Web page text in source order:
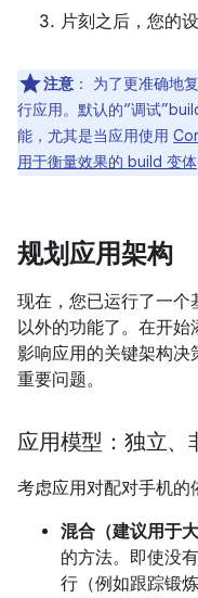
片刻之后，您的
注意 ：
为了更准确地
行应用。默认的“调试
能，尤其是当应用使用
用于衡量效果的 build 变体
规划应用架构
现在，您已运行了一个
以外的功能了。在开
影响应用的关键架构决
重要问题。
应用模型：独立、
考虑应用对配对手机的
混合（建议用于
的方法。即使没
行（例如跟踪锻